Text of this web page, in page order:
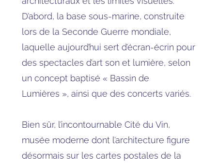
D’abord, la base sous-marine, construite
lors de la Seconde Guerre mondiale,
laquelle aujourd’hui sert d’écran-écrin pour
des spectacles d’art son et lumière, selon
un concept baptisé « Bassin de
Lumières », ainsi que des concerts variés.
Bien sûr, l’incontournable Cité du Vin,
musée moderne dont l’architecture figure
désormais sur les cartes postales de la